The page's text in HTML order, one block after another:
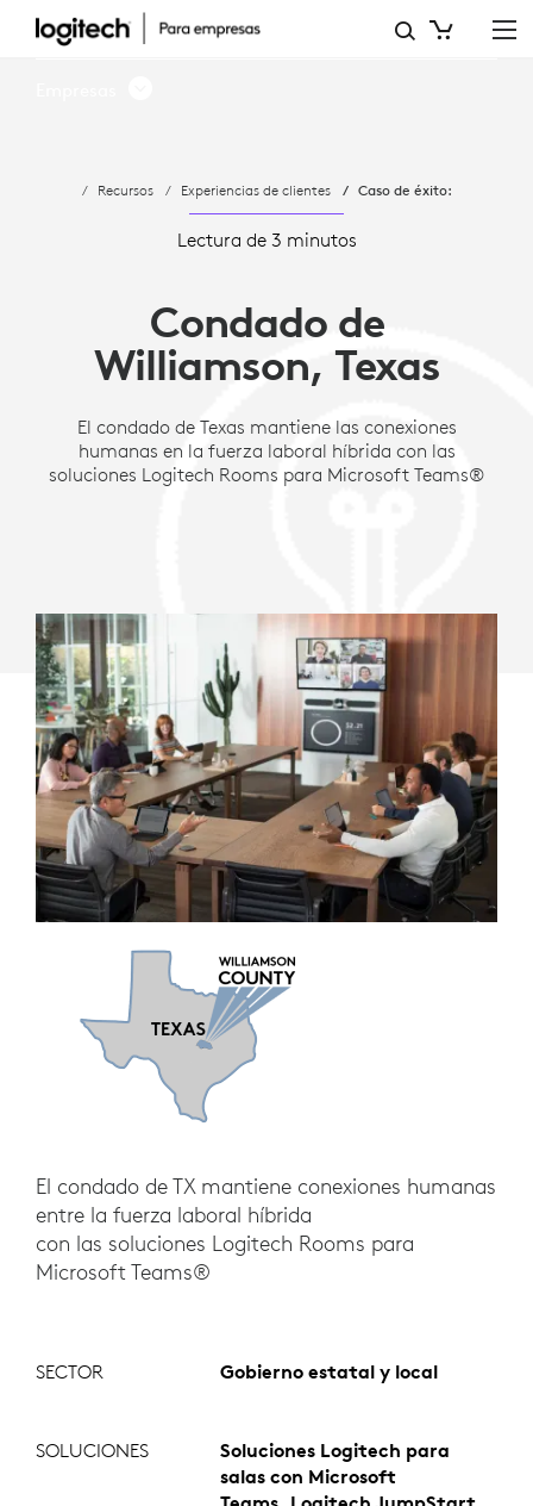
CASO
WILLIAMSON
COUNTY,
TEXAS
SOLUCIONES
LOGITECH
Recursos Experiencias de clientes Caso de éxito:
Lectura de 3 minutos
Condado de
Williamson, Texas
El condado de Texas mantiene las conexiones
humanas en la fuerza laboral híbrida con las
soluciones Logitech Rooms para Microsoft Teams®
El condado de TX mantiene conexiones humanas
entre la fuerza laboral híbrida
con las soluciones Logitech Rooms para
Microsoft Teams®
SECTOR Gobierno estatal y local
SOLUCIONES
Soluciones Logitech para
salas con Microsoft